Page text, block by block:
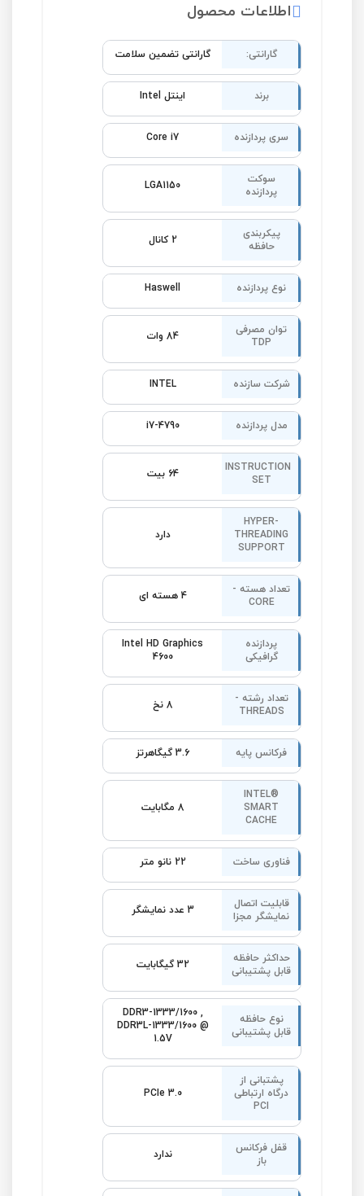
اطلاعات محصول
گارانتی: گارانتی تضمین سلامت
برند اینتل Intel
سری پردازنده Core i7
سوکت
پردازنده
LGA1150
پیکربندی
حافظه
2 کانال
نوع پردازنده Haswell
توان مصرفی
TDP
84 وات
شرکت سازنده INTEL
مدل پردازنده i7-4790
INSTRUCTION
SET
64 بیت
HYPER-
THREADING
SUPPORT
دارد
تعداد هسته -
CORE
4 هسته ای
پردازنده
گرافیکی
Intel HD Graphics
4600
تعداد رشته -
THREADS
8 نخ
فرکانس پایه 3.6 گیگاهرتز
INTEL®
SMART
CACHE
8 مگابایت
فناوری ساخت 22 نانو متر
قابلیت اتصال
نمایشگر مجزا
3 عدد نمایشگر
حداکثر حافظه
قابل پشتیبانی
32 گیگابایت
نوع حافظه
قابل پشتیبانی
DDR3-1333/1600 ,
DDR3L-1333/1600 @
1.5V
پشتبانی از
درگاه ارتباطی
PCI
PCIe 3.0
قفل فرکانس
باز
ندارد